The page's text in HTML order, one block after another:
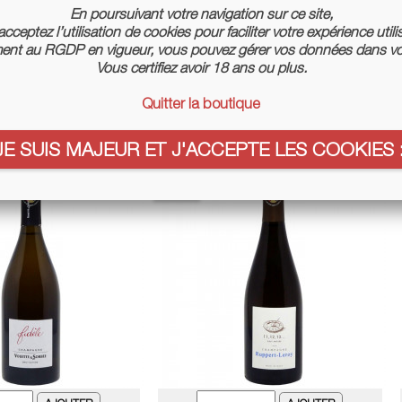
€Prix
57,51 €
Sous Bois
Prix
82,00 €
En poursuivant votre navigation sur ce site,
l’utilisation de cookies pour faciliter votre expérience
au RGDP en vigueur, vous pouvez gérer vos données dans
Vous certifiez avoir 18 ans ou plus.
Quitter la boutique
SUIS MAJEUR ET J'ACCEPTE LES COOKIES